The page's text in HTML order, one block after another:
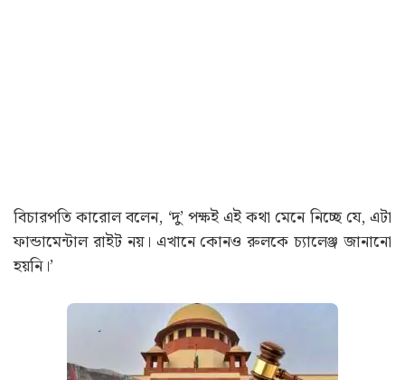
বিচারপতি কারোল বলেন, ‘দু’ পক্ষই এই কথা মেনে নিচ্ছে যে, এটা
ফান্ডামেন্টাল রাইট নয়। এখানে কোনও রুলকে চ্যালেঞ্জ জানানো
হয়নি।’